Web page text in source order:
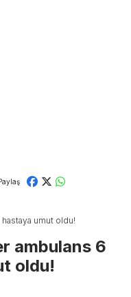
umut oldu!
ambulans 6
oldu!